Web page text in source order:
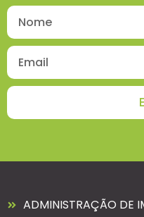
ADMINISTRAÇÃO DE